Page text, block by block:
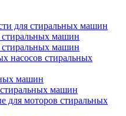
для стиральных машин
машин
машин
насосов стиральных
машин
машин
для моторов стиральных